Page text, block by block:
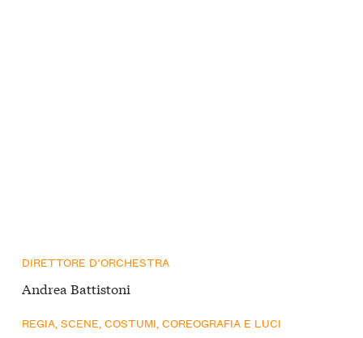
DIRETTORE D’ORCHESTRA
Andrea Battistoni
REGIA, SCENE, COSTUMI, COREOGRAFIA E LUCI